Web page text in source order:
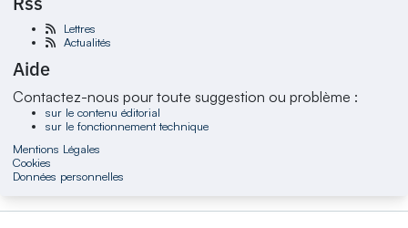
Lettres
Actualités
Aide
Contactez-nous pour toute suggestion ou problème :
sur le contenu éditorial
sur le fonctionnement technique
Mentions Légales
Cookies
Données personnelles